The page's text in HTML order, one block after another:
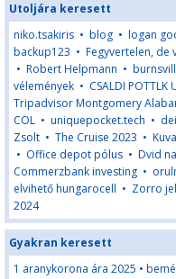
Utoljára keresett
niko.tsakiris • blog • logan
backup123 • Fegyvertelen, de
• Robert Helpmann •
vélemények • CSALDI POTTLK
Tripadvisor Montgomery
COL • uniquepocket.tech •
Zsolt • The Cruise 2023 •
• Office depot pólus • Dvid
Commerzbank investing •
elvihető hungarocell • Zorro
2024
Gyakran keresett
1 aranykorona ára 2025 •